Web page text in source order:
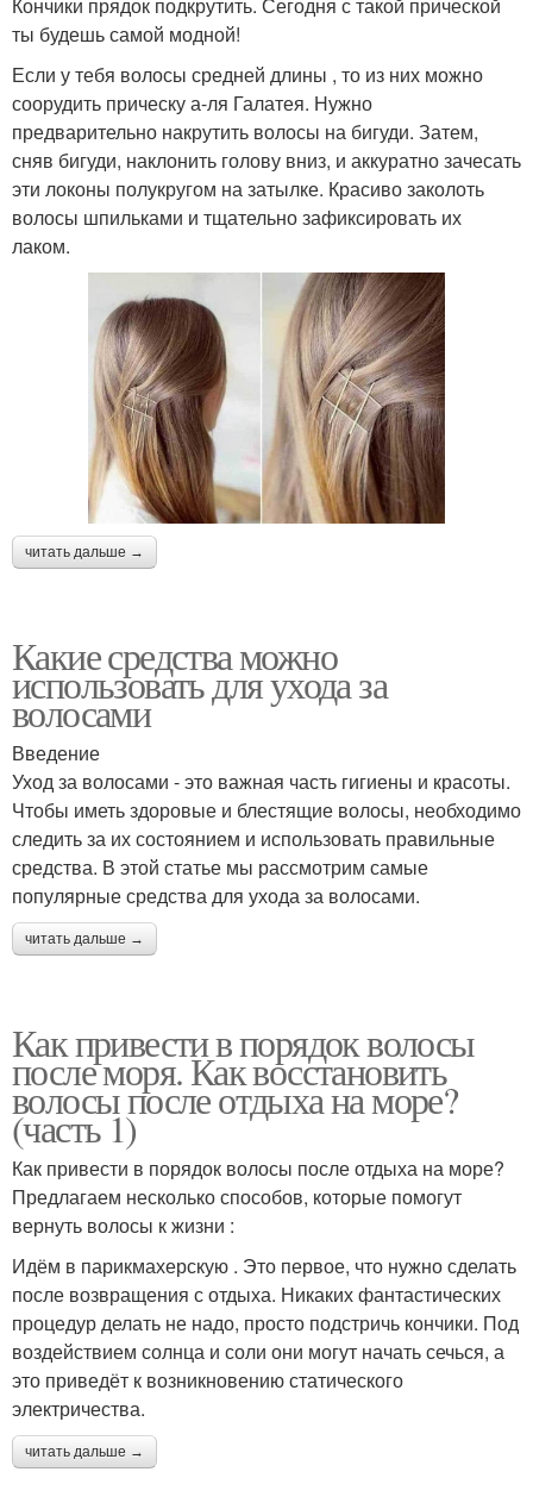
Кончики прядок подкрутить. Сегодня с такой прической
ты будешь самой модной!
Если у тебя волосы средней длины , то из них можно
соорудить прическу а-ля Галатея. Нужно
предварительно накрутить волосы на бигуди. Затем,
сняв бигуди, наклонить голову вниз, и аккуратно зачесать
эти локоны полукругом на затылке. Красиво заколоть
волосы шпильками и тщательно зафиксировать их
лаком.
читать дальше →
Какие средства можно
использовать для ухода за
волосами
Введение
Уход за волосами - это важная часть гигиены и красоты.
Чтобы иметь здоровые и блестящие волосы, необходимо
следить за их состоянием и использовать правильные
средства. В этой статье мы рассмотрим самые
популярные средства для ухода за волосами.
читать дальше →
Как привести в порядок волосы
после моря. Как восстановить
волосы после отдыха на море?
(часть 1)
Как привести в порядок волосы после отдыха на море?
Предлагаем несколько способов, которые помогут
вернуть волосы к жизни :
Идём в парикмахерскую . Это первое, что нужно сделать
после возвращения с отдыха. Никаких фантастических
процедур делать не надо, просто подстричь кончики. Под
воздействием солнца и соли они могут начать сечься, а
это приведёт к возникновению статического
электричества.
читать дальше →